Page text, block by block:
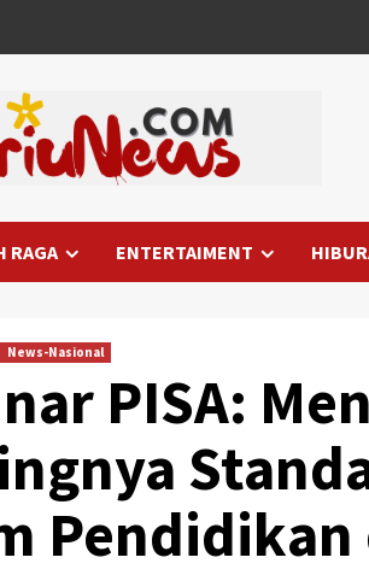
RAGA ENTERTAIMENT
News-Nasional
PISA: